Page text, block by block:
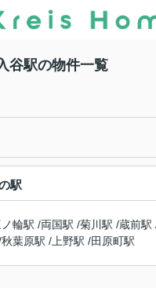
谷駅の物件一覧
駅
輪駅 /両国駅 /菊川駅 /蔵前駅
秋葉原駅 / 上野駅 /田原町駅